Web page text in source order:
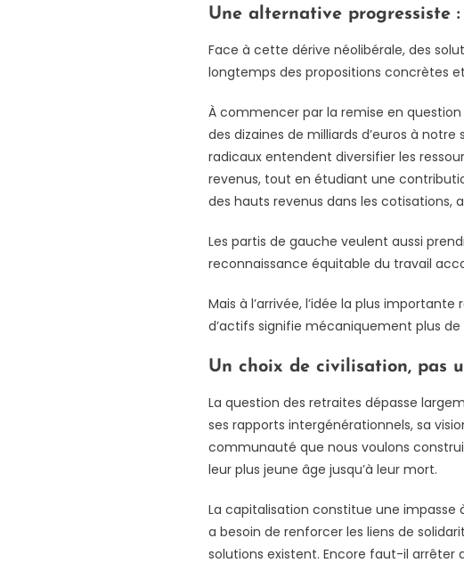
Une alternative progressiste
Face à cette dérive néolibérale, des
longtemps des propositions concrètes
À commencer par la remise en
des dizaines de milliards d’euros à
radicaux entendent diversifier les
revenus, tout en étudiant une
des hauts revenus dans les cotisations,
Les partis de gauche veulent aussi
reconnaissance équitable du travail
Mais à l’arrivée, l’idée la plus
d’actifs signifie mécaniquement plus
Un choix de civilisation, pas
La question des retraites dépasse
ses rapports intergénérationnels, sa
communauté que nous voulons
leur plus jeune âge jusqu’à leur mort.
La capitalisation constitue une impasse
a besoin de renforcer les liens de
solutions existent. Encore faut-il